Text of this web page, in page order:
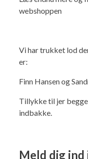
Isabella
Isabella
3 spændende
Cookie &
GPDR -
webshoppen
Vi har trukket lod
er:
Finn Hansen og
Tillykke til jer begge
indbakke.
Meld dig